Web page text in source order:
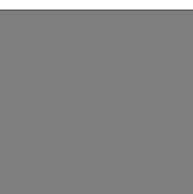
und unser Partnerprogramm zu betreiben.
Hilfe wir unsere Website weiter für Sie
auf Drittseiten möglichst relevant für Sie zu